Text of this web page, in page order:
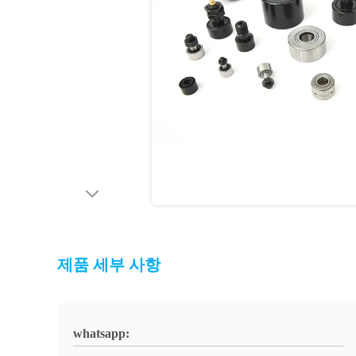
제품 세부 사항
whatsapp: